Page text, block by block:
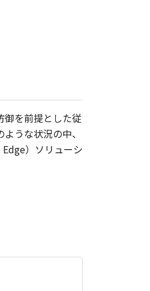
御を前提とした従
うな状況の中、
）ソリューシ